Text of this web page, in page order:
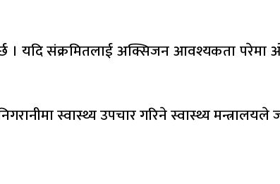
यदि संक्रमितलाई अक्सिजन आवश्यकता परेमा
स्वास्थ्य उपचार गरिने स्वास्थ्य